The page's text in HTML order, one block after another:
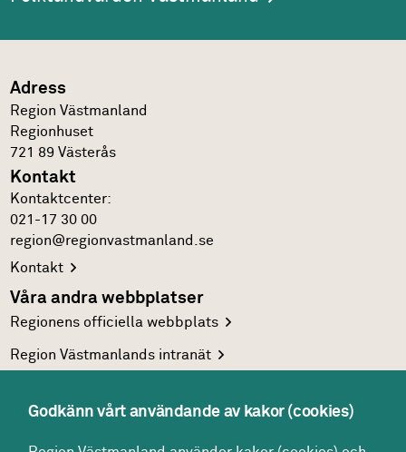
Adress
Region Västmanland
Regionhuset
721 89 Västerås
Kontakt
Kontakt­center:
021-17 30 00
region@regionvastmanland.se
Kontakt
Våra andra webbplatser
Regionens officiellawebbplats
Region Västmanlandsintranät
Facebook
LinkedIn
Godkänn vårt användande av kakor (cookies)